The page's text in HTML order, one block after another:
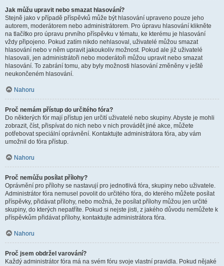
Jak můžu upravit nebo smazat hlasování?
Stejně jako v případě příspěvků může být hlasování upraveno pouze jeho
autorem, moderátorem nebo administrátorem. Pro úpravu hlasování klikněte
na tlačítko pro úpravu prvního příspěvku v tématu, ke kterému je hlasování
vždy připojeno. Pokud zatím nikdo nehlasoval, uživatelé můžou smazat
hlasování nebo v něm upravit jakoukoliv možnost. Pokud ale již uživatelé
hlasovali, jen administrátoři nebo moderátoři můžou upravit nebo smazat
hlasování. To zabrání tomu, aby byly možnosti hlasování změněny v ještě
neukončeném hlasování.
Nahoru
Proč nemám přístup do určitého fóra?
Do některých fór mají přístup jen určití uživatelé nebo skupiny. Abyste je mohli
zobrazit, číst, přispívat do nich nebo v nich provádět jiné akce, můžete
potřebovat speciální oprávnění. Kontaktujte administrátora fóra, aby vám
umožnil do fóra přístup.
Nahoru
Proč nemůžu posílat přílohy?
Oprávnění pro přílohy se nastavují pro jednotlivá fóra, skupiny nebo uživatele.
Administrátor fóra nemusel povolit do určitého fóra, do kterého můžete posílat
příspěvky, přidávat přílohy, nebo možná, že posílat přílohy můžou jen určité
skupiny, do kterých nepatříte. Pokud si nejste jisti, z jakého důvodu nemůžete k
příspěvkům přidávat přílohy, kontaktujte administrátora fóra.
Nahoru
Proč jsem obdržel varování?
Každý administrátor fóra má na svém fóru svoje vlastní pravidla. Pokud nějaké